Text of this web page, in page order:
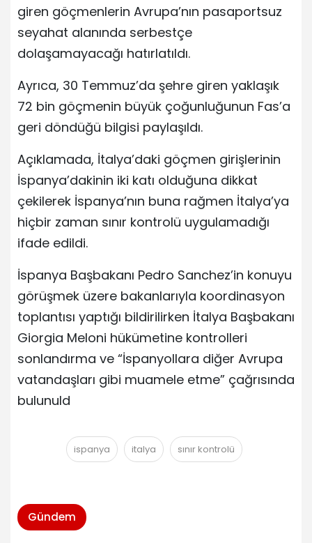
giren göçmenlerin Avrupa’nın pasaportsuz
seyahat alanında serbestçe
dolaşamayacağı hatırlatıldı.
Ayrıca, 30 Temmuz’da şehre giren yaklaşık
72 bin göçmenin büyük çoğunluğunun Fas’a
geri döndüğü bilgisi paylaşıldı.
Açıklamada, İtalya’daki göçmen girişlerinin
İspanya’dakinin iki katı olduğuna dikkat
çekilerek İspanya’nın buna rağmen İtalya’ya
hiçbir zaman sınır kontrolü uygulamadığı
ifade edildi.
İspanya Başbakanı Pedro Sanchez’in konuyu
görüşmek üzere bakanlarıyla koordinasyon
toplantısı yaptığı bildirilirken İtalya Başbakanı
Giorgia Meloni hükümetine kontrolleri
sonlandırma ve “İspanyollara diğer Avrupa
vatandaşları gibi muamele etme” çağrısında
bulunuld
ispanya italya sınır kontrolü
Gündem